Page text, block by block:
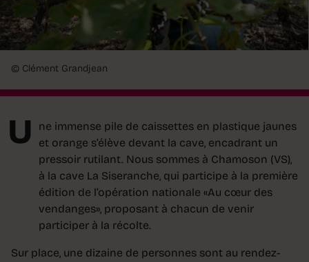
© Clément Grandjean
U
ne immense pile de caissettes en plastique jaunes
et orange s’élève devant la cave, encadrant un
pressoir rutilant. Nous sommes à Chamoson (VS),
à la cave La Siseranche, qui participe à la première
édition de l’opération nationale «Au cœur des
vendanges», proposant à chacun de venir
participer à la récolte.
Sur place, une dizaine de personnes sont au rendez-